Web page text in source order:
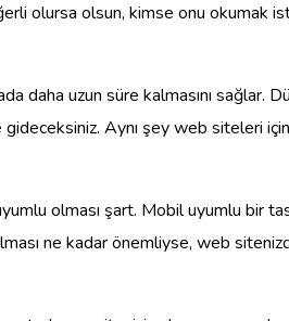
olursa olsun, kimse onu okumak
daha uzun süre kalmasını sağlar.
Aynı şey web siteleri
olması şart. Mobil uyumlu bir
ne kadar önemliyse, web